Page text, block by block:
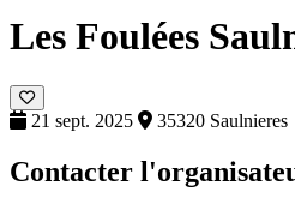
Les Foulées
21 sept. 2025 35320 Saulnieres
Contacter